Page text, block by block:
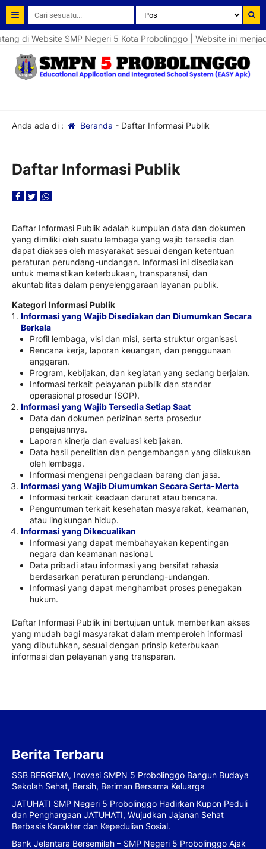
di Website SMP Negeri 5 Kota Probolinggo | Website ini
Anda ada di : Beranda - Daftar Informasi Publik
Daftar Informasi Publik
Daftar Informasi Publik adalah kumpulan data dan dokumen
yang dimiliki oleh suatu lembaga yang wajib tersedia dan
dapat diakses oleh masyarakat sesuai dengan ketentuan
peraturan perundang-undangan. Informasi ini disediakan
untuk memastikan keterbukaan, transparansi, dan
akuntabilitas dalam penyelenggaraan layanan publik.
Kategori Informasi Publik
Informasi yang Wajib Disediakan dan Diumumkan Secara
Berkala
Profil lembaga, visi dan misi, serta struktur organisasi.
Rencana kerja, laporan keuangan, dan penggunaan
anggaran.
Program, kebijakan, dan kegiatan yang sedang berjalan.
Informasi terkait pelayanan publik dan standar
operasional prosedur (SOP).
Informasi yang Wajib Tersedia Setiap Saat
Data dan dokumen perizinan serta prosedur
pengajuannya.
Laporan kinerja dan evaluasi kebijakan.
Data hasil penelitian dan pengembangan yang dilakukan
oleh lembaga.
Informasi mengenai pengadaan barang dan jasa.
Informasi yang Wajib Diumumkan Secara Serta-Merta
Informasi terkait keadaan darurat atau bencana.
Pengumuman terkait kesehatan masyarakat, keamanan,
atau lingkungan hidup.
Informasi yang Dikecualikan
Informasi yang dapat membahayakan kepentingan
negara dan keamanan nasional.
Data pribadi atau informasi yang bersifat rahasia
berdasarkan peraturan perundang-undangan.
Informasi yang dapat menghambat proses penegakan
hukum.
Daftar Informasi Publik ini bertujuan untuk memberikan akses
yang mudah bagi masyarakat dalam memperoleh informasi
yang dibutuhkan, sesuai dengan prinsip keterbukaan
informasi dan pelayanan yang transparan.
Berita Terbaru
SSB BERGEMA, Inovasi SMPN 5 Probolinggo Bangun Budaya
Sekolah Sehat, Bersih, Beriman Bersama Keluarga
JATUHATI SMP Negeri 5 Probolinggo Hadirkan Kupon Peduli
dan Penghargaan JATUHATI, Wujudkan Jajanan Sehat
Berbasis Karakter dan Kepedulian Sosial.
Bank Jelantara Bersemilah – SMP Negeri 5 Probolinggo Ajak